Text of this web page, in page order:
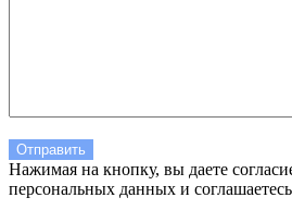
Нажимая на кнопку, вы даете
персональных данных и